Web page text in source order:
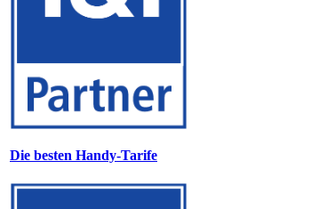
Die besten Handy-Tarife